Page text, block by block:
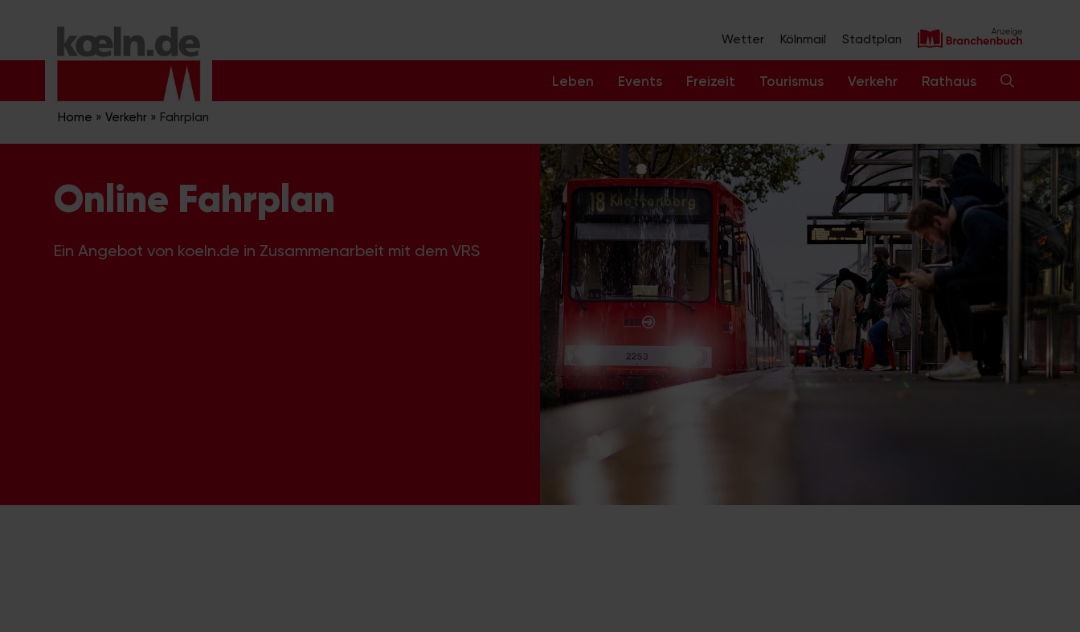
Inhalt
Wetter Kölnmail Stadtplan
Leben Events Freizeit Tourismus Verkehr Rathaus
Home » Verkehr » Fahrplan
Online Fahrplan
Ein Angebot von koeln.de in Zusammenarbeit mit dem VRS